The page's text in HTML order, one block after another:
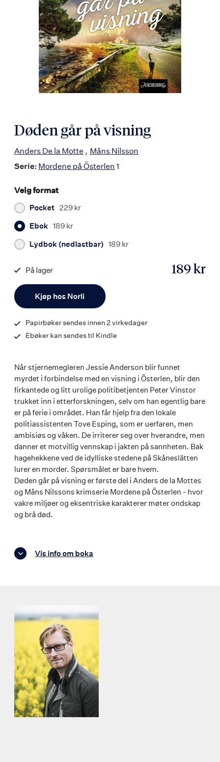
Døden går på visning
Anders De la Motte
Måns Nilsson
Serie: Mordene på Österlen 1
Velg format
Pocket 229 kr
Ebok 189 kr
Lydbok (nedlastbar) 189 kr
Kjøp hos Norli
189 kr
På lager
9788203376641
Papirbøker sendes innen 2 virkedager
Ebøker kan sendes til Kindle
Når stjernemegleren Jessie Anderson blir funnet
myrdet i forbindelse med en visning i Österlen, blir den
firkantede og litt urolige politibetjenten Peter Vinstor
trukket inn i etterforskningen, selv om han egentlig bare
er på ferie i området. Han får hjelp fra den lokale
politiassistenten Tove Esping, som er uerfaren, men
ambisiøs og våken. De irriterer seg over hverandre, men
danner et motvillig vennskap i jakten på sannheten. Bak
hagehekkene ved de idylliske stedene på Skåneslätten
lurer en morder. Spørsmålet er bare hvem.
Døden går på visning er første del i Anders de la Mottes
og Måns Nilssons krimserie Mordene på Österlen - hvor
vakre miljøer og eksentriske karakterer møter ondskap
og brå død.
Vis info om boka